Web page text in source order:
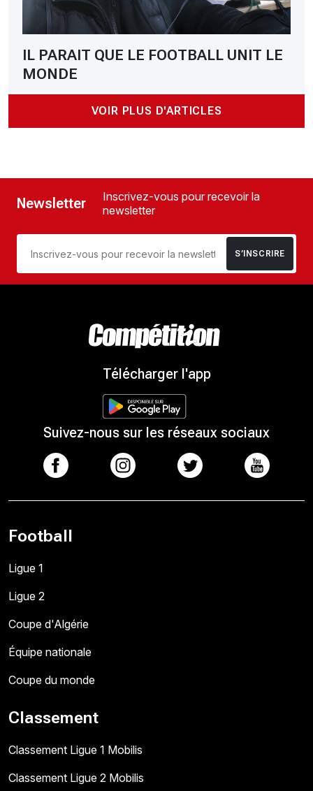
IL PARAIT QUE LE FOOTBALL UNIT LE
MONDE
VOIR PLUS D'ARTICLES
Newsletter
Inscrivez-vous pour recevoir la
newsletter
S’INSCRIRE
Télécharger l'app
Suivez-nous sur les réseaux sociaux
Football
Ligue 1
Ligue 2
Coupe d'Algérie
Équipe nationale
Coupe du monde
Classement
Classement Ligue 1 Mobilis
Classement Ligue 2 Mobilis